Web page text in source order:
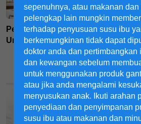
sepenuhnya, atau makanan dan
pelengkap lain mungkin
terhadap penyusuan susu ibu
berkemungkinan tidak dapat
doktor anda dan pertimbangkan
dan kewangan sebelum
untuk menggunakan produk
atau jika anda mengalami
menyusukan anak. Ikuti arahan
penyediaan dan penyimpanan
susu ibu atau makanan dan
Penghadaman Yang Baik
Untuk Anak Riang
Susu
kanak